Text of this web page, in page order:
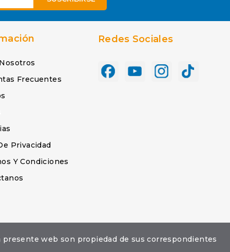
Frecuentes
Privacidad
Y Condiciones
Redes Sociales
presente web son propiedad de sus correspondientes